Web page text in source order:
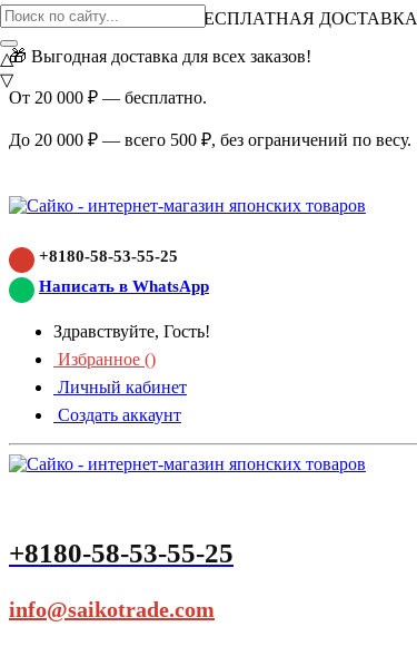
ВНИМАНИЕ АКЦИЯ!
БЕСПЛАТНАЯ ДОСТАВКА
🎁 Выгодная доставка для всех заказов!
От 20 000 ₽ — бесплатно.
До 20 000 ₽ — всего 500 ₽, без ограничений по весу.
+8180-58-53-55-25
Написать в WhatsApp
Здравствуйте, Гость!
Избранное ()
Личный кабинет
Создать аккаунт
+8180-58-53-55-25
info@saikotrade.com
△
▽